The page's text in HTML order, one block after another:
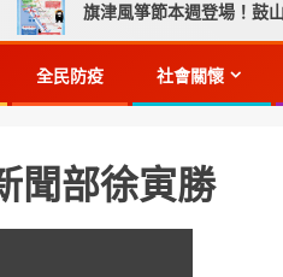
箏節本週登場！鼓山警啟動四階段
全民防疫 社會關懷
聞部徐寅勝